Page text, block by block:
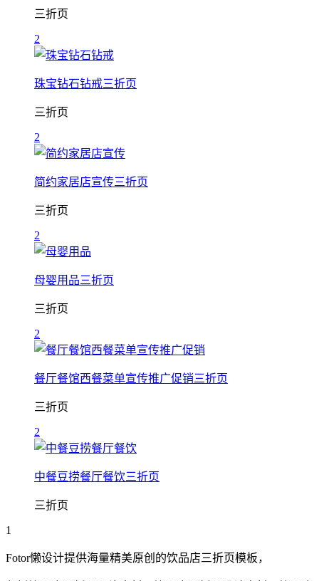
三折页
2
珠宝钻石钻戒三折页
三折页
2
简约家居店宣传三折页
三折页
2
母婴用品三折页
三折页
2
餐厅餐馆西餐菜单宣传推广促销三折页
三折页
2
中餐豆捞餐厅餐饮三折页
三折页
1
Fotor懒设计提供海量精美原创的饮品店三折页模板，